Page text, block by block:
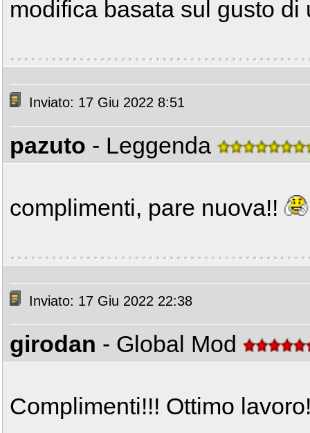
modifica basata sul gusto
Inviato: 17 Giu 2022 8:51
pazuto - Leggenda
complimenti, pare nuova!!
Inviato: 17 Giu 2022 22:38
girodan - Global Mod
Complimenti!!! Ottimo